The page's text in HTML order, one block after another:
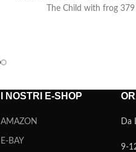
The Child with frog 379
I NOSTRI E-SHOP
AMAZON
E-BAY
Da
9-